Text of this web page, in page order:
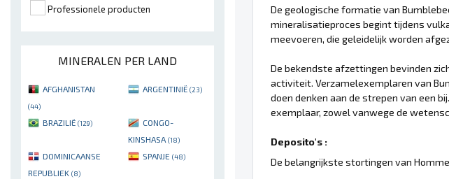
Professionele producten
MINERALEN PER LAND
AFGHANISTAN
(44)
ARGENTINIË (23)
BRAZILIË (129)
CONGO-
KINSHASA (18)
DOMINICAANSE
REPUBLIEK (8)
SPANJE (48)
De geologische formatie van
mineralisatieproces begint tijdens
meevoeren, die geleidelijk worden
De bekendste afzettingen bevinden
activiteit. Verzamelexemplaren van
doen denken aan de strepen van een
exemplaar, zowel vanwege de
Deposito's :
De belangrijkste stortingen van